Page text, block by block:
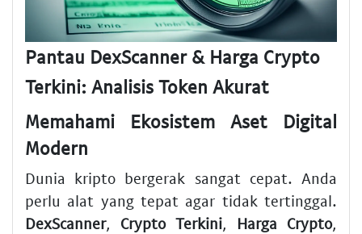
Pantau DexScanner & Harga Crypto
Terkini: Analisis Token Akurat
Memahami Ekosistem Aset Digital
Modern
Dunia kripto bergerak sangat cepat. Anda
perlu alat yang tepat agar tidak tertinggal.
DexScanner, Crypto Terkini, Harga Crypto,